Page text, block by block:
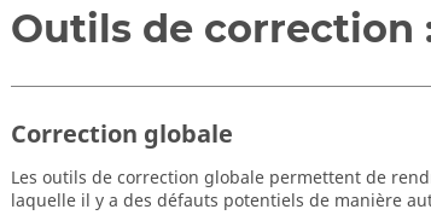
Outils de correction
Correction globale
Les outils de correction globale permettent de
laquelle il y a des défauts potentiels de manière